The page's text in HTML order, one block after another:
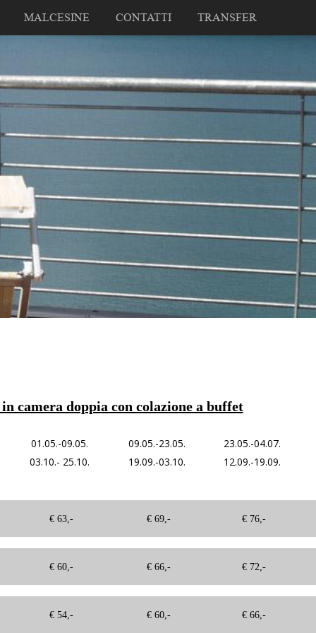
MALCESINE CONTATTI TRANSFER
camera doppia con colazione a buffet
01.05.-09.05.
03.10.- 25.10.
09.05.-23.05.
19.09.-03.10.
23.05.-04.07.
12.09.-19.09.
€ 63,- € 69,- € 76,-
€ 60,- € 66,- € 72,-
€ 54,- € 60,- € 66,-